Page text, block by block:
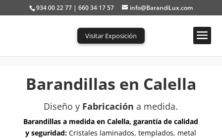
934 00 22 77 | 660 34 17 57 info@BarandiLux.com
Visitar Exposición
Barandillas en Calella
Diseño y Fabricación a medida.
Barandillas a medida en Calella, garantía de calidad
y seguridad: Cristales laminados, templados, metal